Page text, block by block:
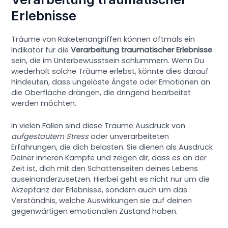
Erlebnisse
Träume von Raketenangriffen können oftmals ein
Indikator für dieVerarbeitung traumatischer Erlebnisse
sein, die im Unterbewusstsein schlummern. Wenn Du
wiederholt solche Träume erlebst, könnte dies darauf
hindeuten, dass ungelöste Ängste oder Emotionen an
die Oberfläche drängen, die dringend bearbeitet
werden möchten.
In vielen Fällen sind diese Träume Ausdruck von
aufgestautem Stressoder unverarbeiteten
Erfahrungen, die dich belasten. Sie dienen als Ausdruck
Deiner inneren Kämpfe und zeigen dir, dass es an der
Zeit ist, dich mit den Schattenseiten deines Lebens
auseinanderzusetzen. Hierbei geht es nicht nur um die
Akzeptanz der Erlebnisse, sondern auch um das
Verständnis, welche Auswirkungen sie auf deinen
gegenwärtigen emotionalen Zustand haben.